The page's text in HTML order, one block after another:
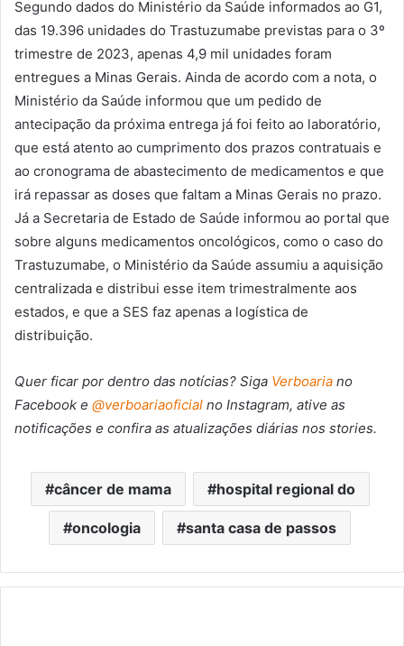
Segundo dados do Ministério da Saúde informados ao G1,
das 19.396 unidades do Trastuzumabe previstas para o 3º
trimestre de 2023, apenas 4,9 mil unidades foram
entregues a Minas Gerais. Ainda de acordo com a nota, o
Ministério da Saúde informou que um pedido de
antecipação da próxima entrega já foi feito ao laboratório,
que está atento ao cumprimento dos prazos contratuais e
ao cronograma de abastecimento de medicamentos e que
irá repassar as doses que faltam a Minas Gerais no prazo.
Já a Secretaria de Estado de Saúde informou ao portal que
sobre alguns medicamentos oncológicos, como o caso do
Trastuzumabe, o Ministério da Saúde assumiu a aquisição
centralizada e distribui esse item trimestralmente aos
estados, e que a SES faz apenas a logística de
distribuição.
Quer ficar por dentro das notícias? Siga Verboaria no
Facebook e @verboariaoficial no Instagram, ative as
notificações e confira as atualizações diárias nos stories.
câncer de mama hospital regional do
oncologia santa casa de passos